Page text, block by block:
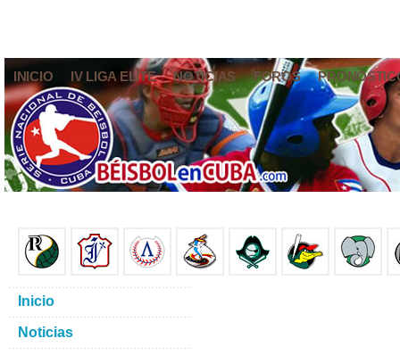
INICIO IV LIGA ELITE NOTICIAS FOROS
Inicio
Noticias